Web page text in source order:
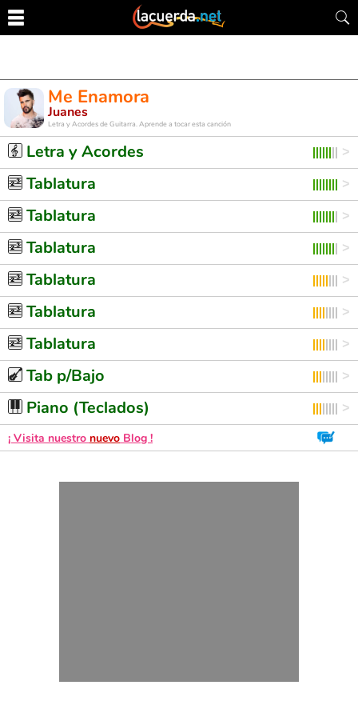
Me Enamora
Juanes
Letra y Acordes de Guitarra. Aprende a tocar esta canción
Letra y Acordes
Tablatura
Tablatura
Tablatura
Tablatura
Tablatura
Tablatura
Tab p/Bajo
Piano (Teclados)
¡ Visita nuestro nuevo Blog !